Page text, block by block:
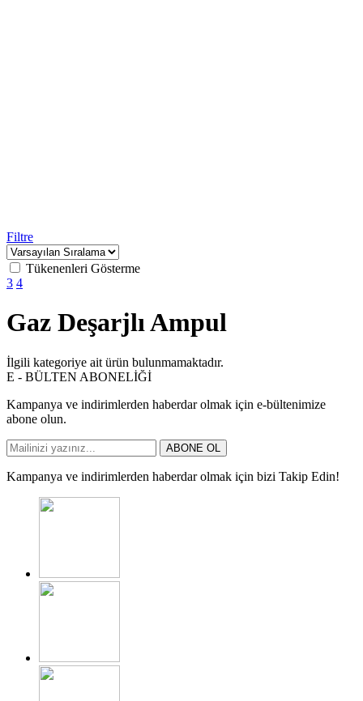
Filtre
Tükenenleri Gösterme
3 4
Gaz Deşarjlı Ampul
İlgili kategoriye ait ürün bulunmamaktadır.
E - BÜLTEN ABONELİĞİ
Kampanya ve indirimlerden haberdar olmak için e-bültenimize
abone olun.
ABONE OL
Kampanya ve indirimlerden haberdar olmak için bizi Takip Edin!